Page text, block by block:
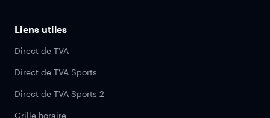
Liens utiles
Direct de TVA
Direct de TVA Sports
Direct de TVA Sports 2
Grille horaire